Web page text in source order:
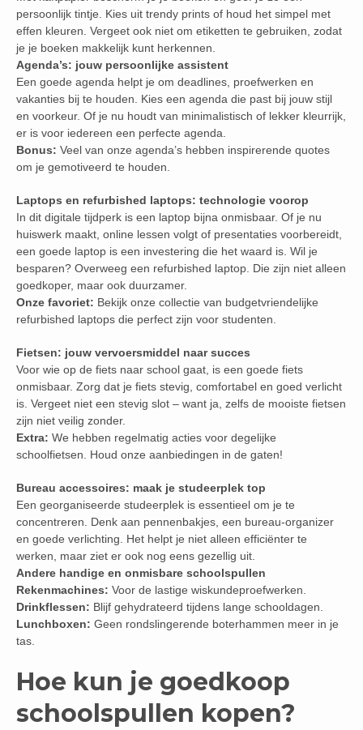
persoonlijk tintje. Kies uit trendy prints of houd het simpel met
effen kleuren. Vergeet ook niet om etiketten te gebruiken, zodat
je je boeken makkelijk kunt herkennen.
Agenda’s: jouw persoonlijke assistent
Een goede agenda helpt je om deadlines, proefwerken en
vakanties bij te houden. Kies een agenda die past bij jouw stijl
en voorkeur. Of je nu houdt van minimalistisch of lekker kleurrijk,
er is voor iedereen een perfecte agenda.
Bonus: Veel van onze agenda’s hebben inspirerende quotes
om je gemotiveerd te houden.
Laptops en refurbished laptops: technologie voorop
In dit digitale tijdperk is een laptop bijna onmisbaar. Of je nu
huiswerk maakt, online lessen volgt of presentaties voorbereidt,
een goede laptop is een investering die het waard is. Wil je
besparen? Overweeg een refurbished laptop. Die zijn niet alleen
goedkoper, maar ook duurzamer.
Onze favoriet: Bekijk onze collectie van budgetvriendelijke
refurbished laptops die perfect zijn voor studenten.
Fietsen: jouw vervoersmiddel naar succes
Voor wie op de fiets naar school gaat, is een goede fiets
onmisbaar. Zorg dat je fiets stevig, comfortabel en goed verlicht
is. Vergeet niet een stevig slot – want ja, zelfs de mooiste fietsen
zijn niet veilig zonder.
Extra: We hebben regelmatig acties voor degelijke
schoolfietsen. Houd onze aanbiedingen in de gaten!
Bureau accessoires: maak je studeerplek top
Een georganiseerde studeerplek is essentieel om je te
concentreren. Denk aan pennenbakjes, een bureau-organizer
en goede verlichting. Het helpt je niet alleen efficiënter te
werken, maar ziet er ook nog eens gezellig uit.
Andere handige en onmisbare schoolspullen
Rekenmachines: Voor de lastige wiskundeproefwerken.
Drinkflessen: Blijf gehydrateerd tijdens lange schooldagen.
Lunchboxen: Geen rondslingerende boterhammen meer in je
tas.
Hoe kun je goedkoop
schoolspullen kopen?